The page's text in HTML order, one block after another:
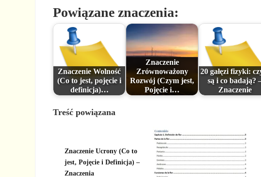
Powiązane znaczenia:
Znaczenie Wolność
(Co to jest, pojęcie i
definicja)…
Znaczenie
Zrównoważony
Rozwój (Czym jest,
Pojęcie i…
20 gałęzi fizyki:
są i co badają?
Znaczenie
Treść powiązana
Znaczenie Ucrony (Co to
jest, Pojęcie i Definicja) –
Znaczenia